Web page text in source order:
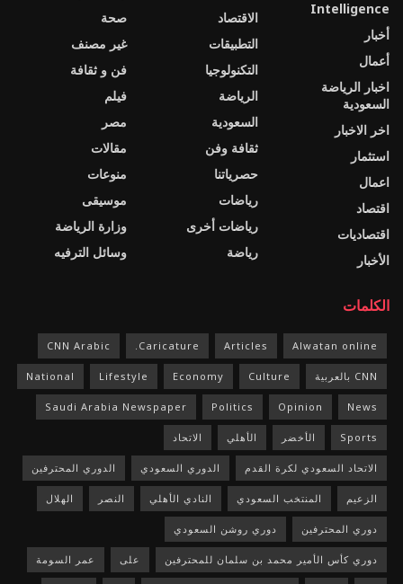
Intelligence
أخبار
أعمال
اخبار الرياضة
السعودية
اخر الاخبار
استثمار
اعمال
اقتصاد
اقتصاديات
الأخبار
الاقتصاد
التطبيقات
التكنولوجيا
الرياضة
السعودية
ثقافة وفن
حصرياتنا
رياضات
رياضات أخرى
رياضة
صحة
غير مصنف
فن و ثقافة
فيلم
مصر
مقالات
منوعات
موسيقى
وزارة الرياضة
وسائل الترفيه
الكلمات
Alwatan online
Articles
Caricature.
CNN Arabic
CNN بالعربية Culture
Economy
Lifestyle
National
News
Opinion
Politics
Saudi Arabia Newspaper
Sports الأخضر الأهلي الاتحاد
الاتحاد السعودي لكرة القدم الدوري السعودي الدوري المحترفين
الزعيم المنتخب السعودي النادي الأهلي النصر الهلال
دوري المحترفين دوري روشن السعودي
دوري كأس الأمير محمد بن سلمان للمحترفين على عمر السومة